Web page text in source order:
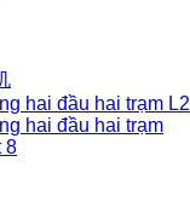
hai đầu hai trạm L2
hai đầu hai trạm
8